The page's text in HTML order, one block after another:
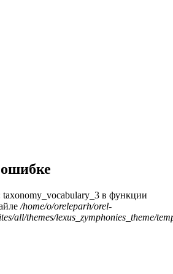
taxonomy_vocabulary_3 в функции
/home/o/oreleparh/orel-
all/themes/lexus_zymphonies_theme/